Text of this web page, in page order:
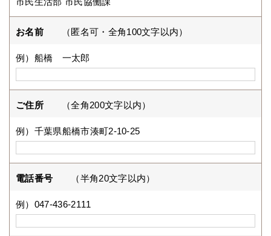
お名前 （匿名可・全角100文字以内）
例）船橋 一太郎
ご住所 （全角200文字以内）
例）千葉県船橋市湊町2-10-25
電話番号 （半角20文字以内）
例）047-436-2111